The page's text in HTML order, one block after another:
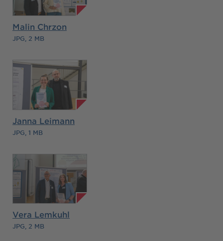
Malin Chrzon
JPG, 2 MB
Janna Leimann
JPG, 1 MB
Vera Lemkuhl
JPG, 2 MB